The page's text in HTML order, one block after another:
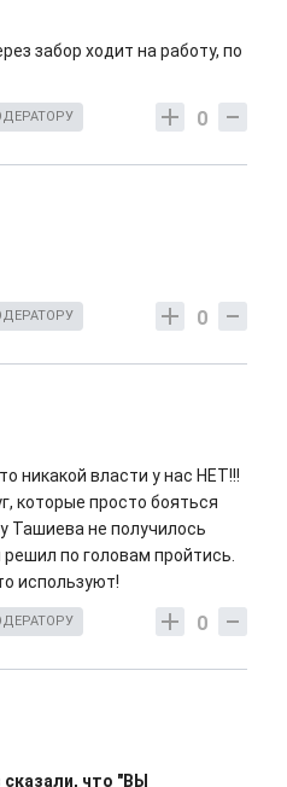
забор ходит на работу, по
0
0
никакой власти у нас НЕТ!!!
которые просто бояться
Ташиева не получилось
решил по головам пройтись.
используют!
0
что "ВЫ